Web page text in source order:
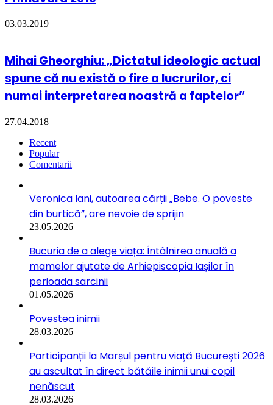
03.03.2019
Mihai Gheorghiu: „Dictatul ideologic actual
spune că nu există o fire a lucrurilor, ci
numai interpretarea noastră a faptelor”
27.04.2018
Recent
Popular
Comentarii
Veronica Iani, autoarea cărții „Bebe. O poveste
din burtică”, are nevoie de sprijin
23.05.2026
Bucuria de a alege viața: Întâlnirea anuală a
mamelor ajutate de Arhiepiscopia Iașilor în
perioada sarcinii
01.05.2026
Povestea inimii
28.03.2026
Participanții la Marșul pentru viață București 2026
au ascultat în direct bătăile inimii unui copil
nenăscut
28.03.2026